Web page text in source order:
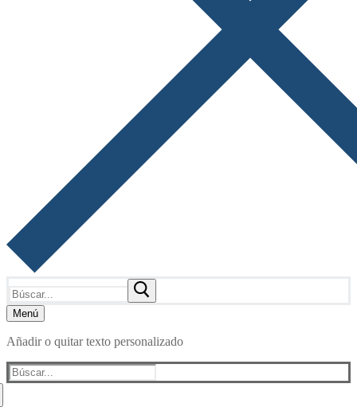
Menú
Añadir o quitar texto personalizado
Buscar: